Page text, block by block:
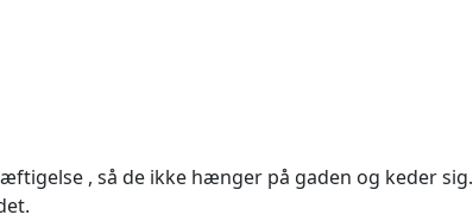
, så de ikke hænger på gaden og keder sig.